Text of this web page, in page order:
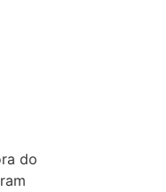
do